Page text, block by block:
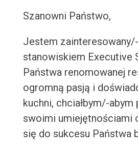
Szanowni Państwo,
Jestem
stanowiskiem Executive
Państwa renomowanej
ogromną pasją i
kuchni, chciałbym/-
swoimi umiejętnościami
się do sukcesu Państwa